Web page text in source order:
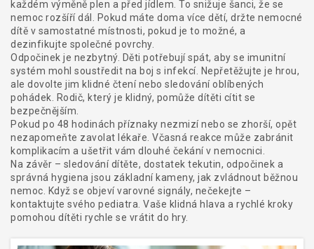
každém výměně plen a před jídlem. To snižuje šanci, že se
nemoc rozšíří dál. Pokud máte doma více dětí, držte nemocné
dítě v samostatné místnosti, pokud je to možné, a
dezinfikujte společné povrchy.
Odpočinek je nezbytný. Děti potřebují spát, aby se imunitní
systém mohl soustředit na boj s infekcí. Nepřetěžujte je hrou,
ale dovolte jim klidné čtení nebo sledování oblíbených
pohádek. Rodič, který je klidný, pomůže dítěti cítit se
bezpečnějším.
Pokud po 48 hodinách příznaky nezmizí nebo se zhorší, opět
nezapomeňte zavolat lékaře. Včasná reakce může zabránit
komplikacím a ušetřit vám dlouhé čekání v nemocnici.
Na závěr – sledování dítěte, dostatek tekutin, odpočinek a
správná hygiena jsou základní kameny, jak zvládnout běžnou
nemoc. Když se objeví varovné signály, nečekejte –
kontaktujte svého pediatra. Vaše klidná hlava a rychlé kroky
pomohou dítěti rychle se vrátit do hry.